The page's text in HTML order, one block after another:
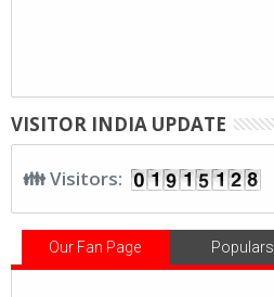
VISITOR INDIA UPDATE
👪 Visitors:
Our Fan Page Populars